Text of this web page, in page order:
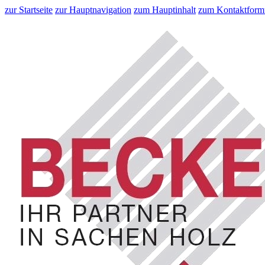
zur Startseite zur Hauptnavigation zum Hauptinhalt zum